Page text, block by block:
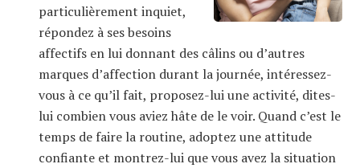
particulièrement inquiet,
répondez à ses besoins
affectifs en lui donnant des câlins ou d’autres
marques d’affection durant la journée, intéressez-
vous à ce qu’il fait, proposez-lui une activité, dites-
lui combien vous aviez hâte de le voir. Quand c’est le
temps de faire la routine, adoptez une attitude
confiante et montrez-lui que vous avez la situation